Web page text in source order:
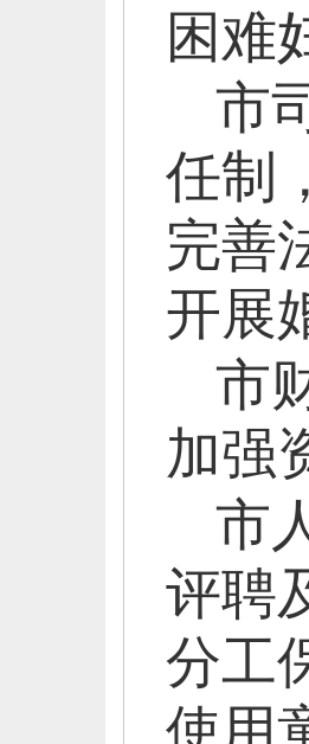
困难
市
任制
完善
开展
市
加强
市
评聘
分工
使用